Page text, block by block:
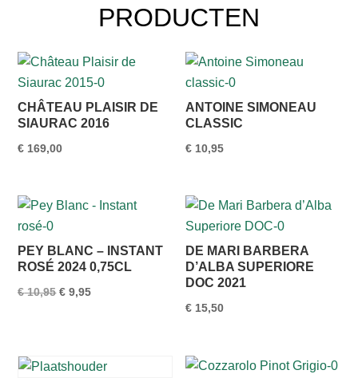
PRODUCTEN
CHÂTEAU PLAISIR DE
SIAURAC 2016
€ 169,00
ANTOINE SIMONEAU
CLASSIC
€ 10,95
PEY BLANC – INSTANT
ROSÉ 2024 0,75CL
€10,95 Oorspronkelijke
€ 9,95Huidige
DE MARI BARBERA
D’ALBA SUPERIORE
DOC 2021
€ 15,50